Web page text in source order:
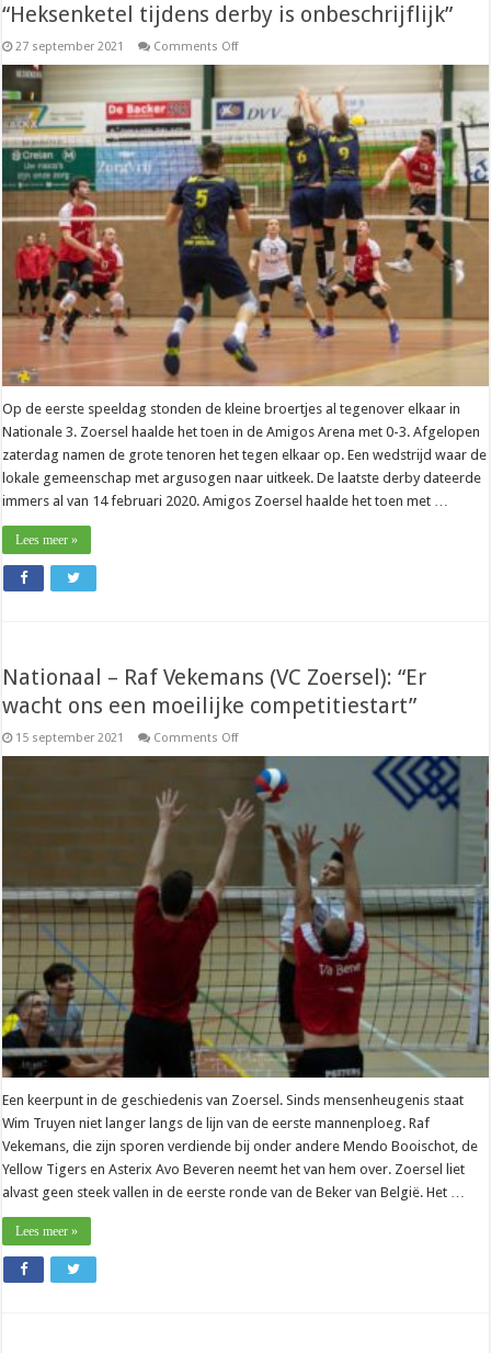
“Heksenketel tijdens derby is onbeschrijflijk”
27 september 2021 Comments Offon
Vriens
(Zoersel):
“Heksenketel
tijdens
derby
is
onbeschrijflijk”
Op de eerste speeldag stonden de kleine broertjes al tegenover elkaar in
Nationale 3. Zoersel haalde het toen in de Amigos Arena met 0-3. Afgelopen
zaterdag namen de grote tenoren het tegen elkaar op. Een wedstrijd waar de
lokale gemeenschap met argusogen naar uitkeek. De laatste derby dateerde
immers al van 14 februari 2020. Amigos Zoersel haalde het toen met …
Lees meer »
Nationaal – Raf Vekemans (VC Zoersel): “Er
wacht ons een moeilijke competitiestart”
15 september 2021 Comments Offon
Raf
Vekemans
(VC
Zoersel):
“Er
moeilijke
competitiestart”
Een keerpunt in de geschiedenis van Zoersel. Sinds mensenheugenis staat
Wim Truyen niet langer langs de lijn van de eerste mannenploeg. Raf
Vekemans, die zijn sporen verdiende bij onder andere Mendo Booischot, de
Yellow Tigers en Asterix Avo Beveren neemt het van hem over. Zoersel liet
alvast geen steek vallen in de eerste ronde van de Beker van België. Het …
Lees meer »